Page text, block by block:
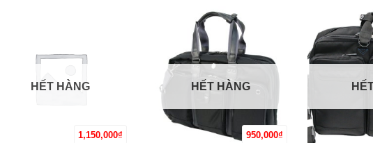
1,150,000₫
HẾT HÀNG
950,000₫
HẾT HÀNG
+